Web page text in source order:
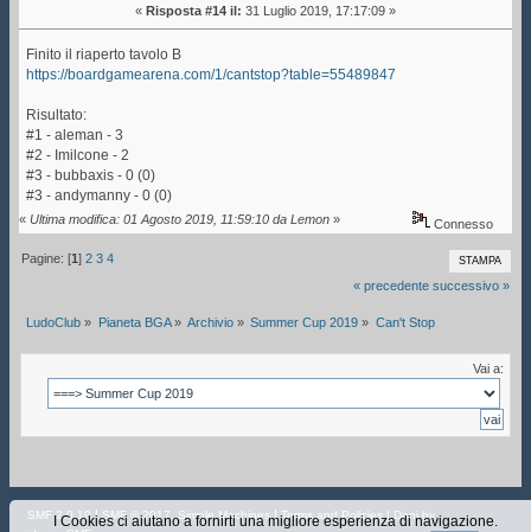
« Risposta #14 il: 31 Luglio 2019, 17:17:09 »
Finito il riaperto tavolo B
https://boardgamearena.com/1/cantstop?table=55489847
Risultato:
#1 - aleman - 3
#2 - Imilcone - 2
#3 - bubbaxis - 0 (0)
#3 - andymanny - 0 (0)
« Ultima modifica: 01 Agosto 2019, 11:59:10 da Lemon » Connesso
STAMPA
Pagine: [1]2 3 4
« precedente successivo »
LudoClub » Pianeta BGA» Archivio» Summer Cup 2019 » Can't Stop
Vai a:
SMF 2.0.19 | SMF © 2017 Simple Machines |Terms and Policies | Dani by
I Cookies ci aiutano a fornirti una migliore esperienza di navigazione.